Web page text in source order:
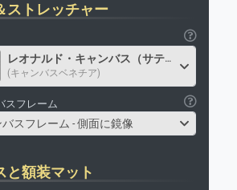
ストレッチャー
レオナルド・キャンバス（サテン）
(キャンバスベネチア)
スフレーム
スフレーム - 側面に鏡像
と額装マット